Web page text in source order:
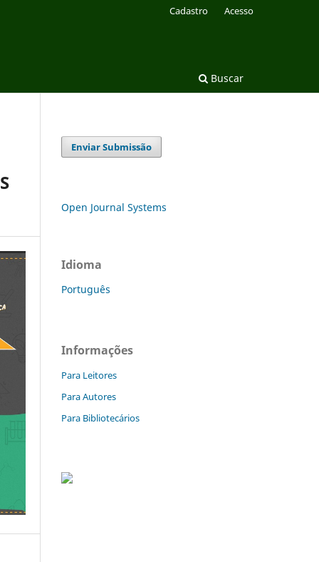
Buscar
Cadastro Acesso
Enviar Submissão
Open Journal Systems
Idioma
Português
Informações
Para Leitores
Para Autores
Para Bibliotecários